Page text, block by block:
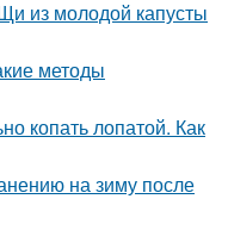
из молодой капусты
методы
копать лопатой. Как
на зиму после